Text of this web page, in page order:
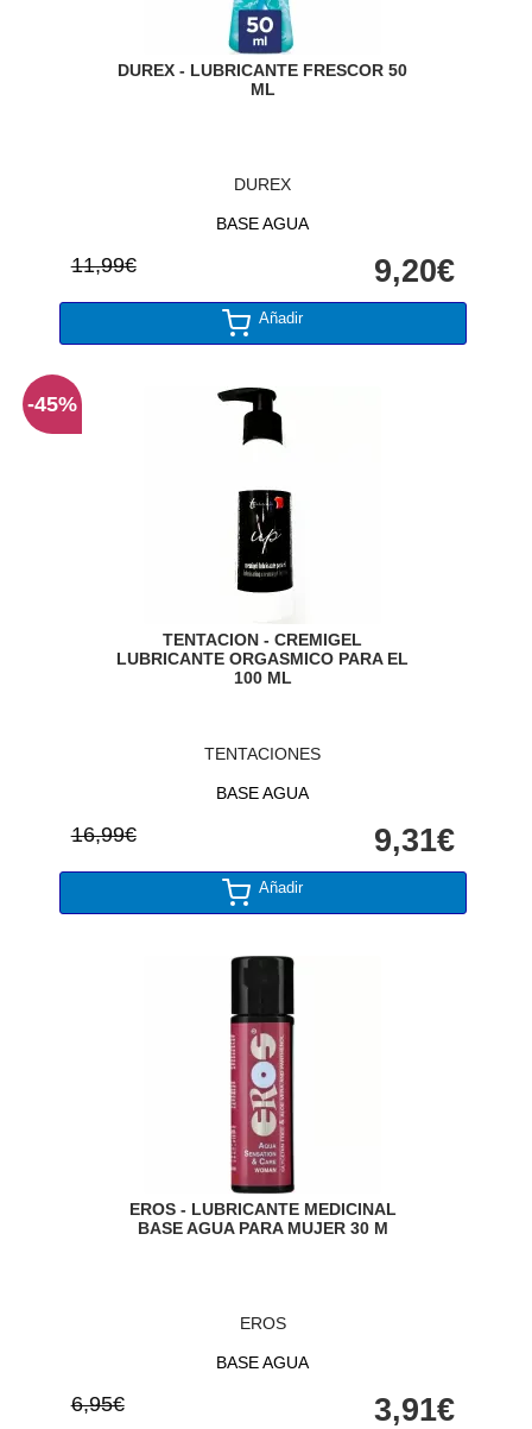
DUREX - LUBRICANTE FRESCOR 50
ML
DUREX
BASE AGUA
11,99€ 9,20€
Añadir
TENTACION - CREMIGEL
LUBRICANTE ORGASMICO PARA EL
100 ML
TENTACIONES
BASE AGUA
16,99€ 9,31€
Añadir
-45%
EROS - LUBRICANTE MEDICINAL
BASE AGUA PARA MUJER 30 M
EROS
BASE AGUA
6,95€ 3,91€